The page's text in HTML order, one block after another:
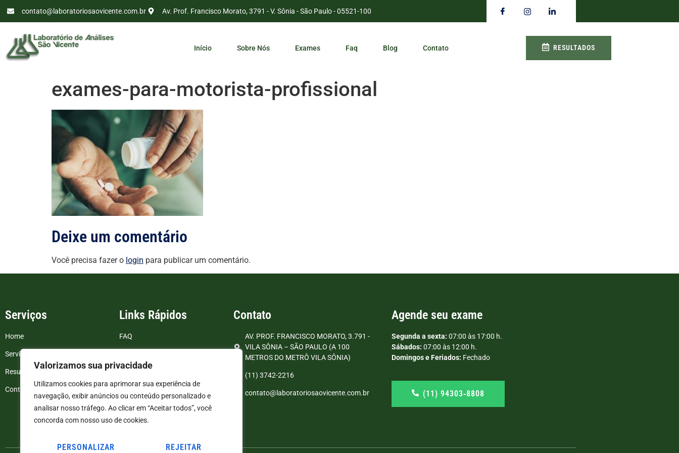
Valorizamos sua privacidade
Utilizamos cookies para aprimorar sua experiência de
navegação, exibir anúncios ou conteúdo personalizado e
analisar nosso tráfego. Ao clicar em “Aceitar todos”, você
concorda com nosso uso de cookies.
PERSONALIZAR REJEITAR
contato@laboratoriosaovicente.com.br Av. Prof. Francisco Morato, 3791 - V. Sônia - São Paulo - 05521-100
Início Sobre Nós Exames Faq Blog Contato RESULTADOS
exames-para-motorista-profissional
Deixe um comentário
Você precisa fazer o login para publicar um comentário.
Serviços
Home
Serviços
Resultados de exames
Contato
Links Rápidos
FAQ
Termos e Condições
Contato
AV. PROF. FRANCISCO MORATO, 3.791 -
VILA SÔNIA – SÃO PAULO (A 100
METROS DO METRÔ VILA SÔNIA)
(11) 3742-2216
contato@laboratoriosaovicente.com.br
Agende seu exame
Segunda a sexta: 07:00 às 17:00 h.
Sábados: 07:00 às 12:00 h.
Domingos e Feriados: Fechado
(11) 94303‑8808